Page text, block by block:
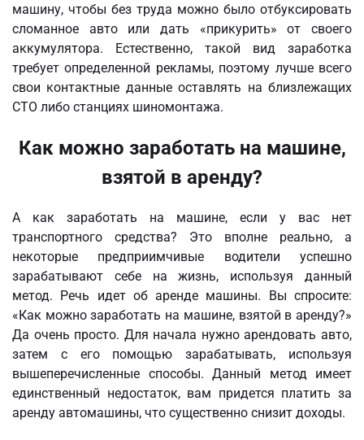
машину, чтобы без труда можно было отбуксировать
сломанное авто или дать «прикурить» от своего
аккумулятора. Естественно, такой вид заработка
требует определенной рекламы, поэтому лучше всего
свои контактные данные оставлять на близлежащих
СТО либо станциях шиномонтажа.
Как можно заработать на машине,
взятой в аренду?
А как заработать на машине, если у вас нет
транспортного средства? Это вполне реально, а
некоторые предприимчивые водители успешно
зарабатывают себе на жизнь, используя данный
метод. Речь идет об аренде машины. Вы спросите:
«Как можно заработать на машине, взятой в аренду?»
Да очень просто. Для начала нужно арендовать авто,
затем с его помощью зарабатывать, используя
вышеперечисленные способы. Данный метод имеет
единственный недостаток, вам придется платить за
аренду автомашины, что существенно снизит доходы.